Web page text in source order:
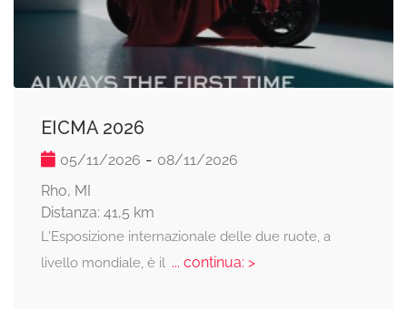
EICMA 2026
05/11/2026 - 08/11/2026
Rho, MI
Distanza: 41,5 km
L'Esposizione internazionale delle due ruote, a
livello mondiale, è il ... continua: >